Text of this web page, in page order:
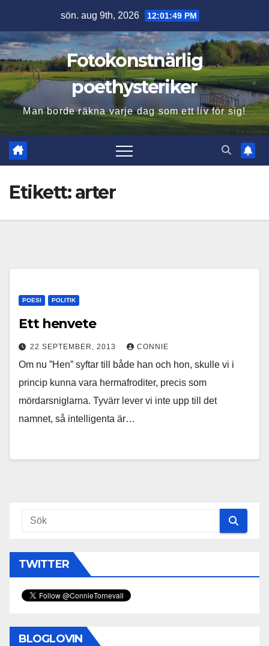
innehåll
sön. aug 9th, 2026 12:01:50 PM
Fotokonstnärlig
poethysteriker
Man borde räkna varje dag som ett liv för sig!
Etikett:arter
POESI POLITIK
Ett henvete
22 SEPTEMBER, 2013 CONNIE
Om nu ”Hen” syftar till både han och hon, skulle vi i
princip kunna vara hermafroditer, precis som
mördarsniglarna. Tyvärr lever vi inte upp till det
namnet, så intelligenta är…
TWITTER
BLOGLOVIN